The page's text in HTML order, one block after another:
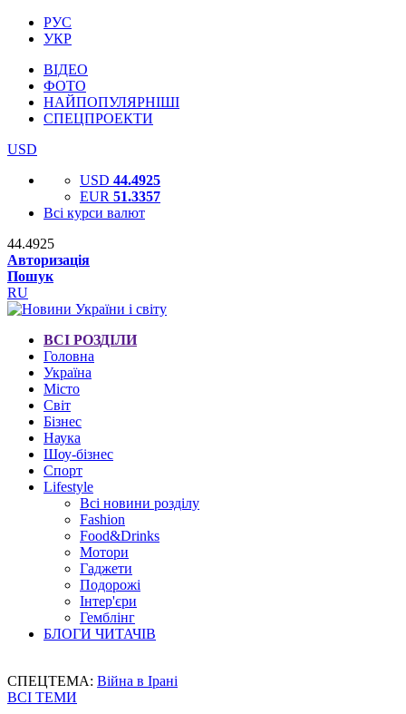
РУС
УКР
ВІДЕО
ФОТО
НАЙПОПУЛЯРНІШІ
СПЕЦПРОЕКТИ
USD
USD 44.4925
EUR 51.3357
Всі курси валют
44.4925
Авторизація
Пошук
RU
ВСІ РОЗДІЛИ
Головна
Україна
Місто
Світ
Бізнес
Наука
Шоу-бізнес
Спорт
Lifestyle
Всі новини розділу
Fashion
Food&Drinks
Мотори
Гаджети
Подорожі
Інтер'єри
Гемблінг
БЛОГИ ЧИТАЧІВ
СПЕЦТЕМА: Війна в Ірані
ВСІ ТЕМИ